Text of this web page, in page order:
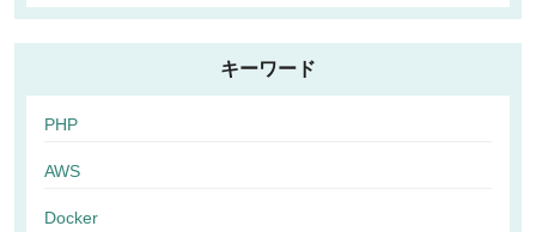
キーワード
PHP
AWS
Docker